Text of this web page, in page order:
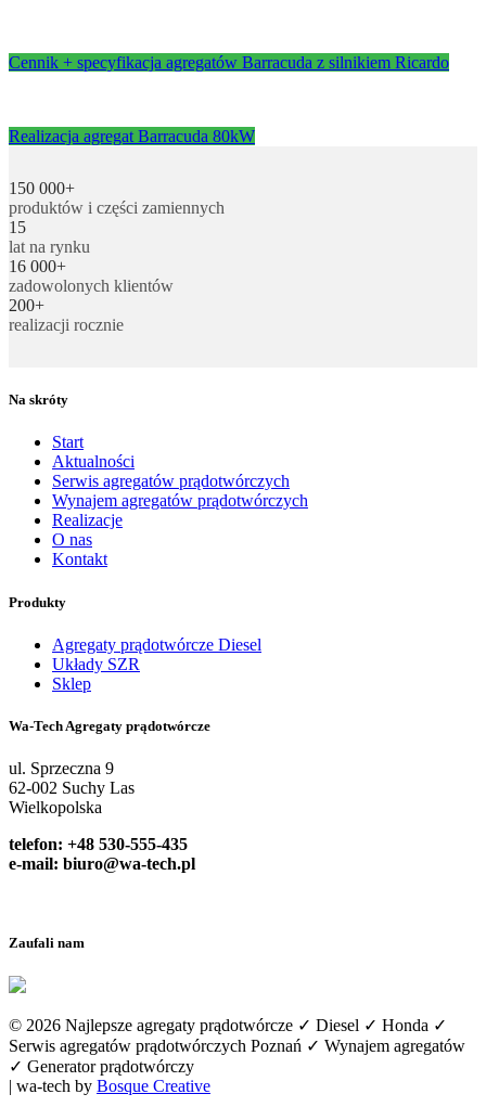
Cennik + specyfikacja agregatów Barracuda z silnikiem Ricardo
Realizacja agregat Barracuda 80kW
150 000+
produktów i części zamiennych
15
lat na rynku
16 000+
zadowolonych klientów
200+
realizacji rocznie
Na skróty
Start
Aktualności
Serwis agregatów prądotwórczych
Wynajem agregatów prądotwórczych
Realizacje
O nas
Kontakt
Produkty
Agregaty prądotwórcze Diesel
Układy SZR
Sklep
Wa-Tech Agregaty prądotwórcze
ul. Sprzeczna 9
62-002 Suchy Las
Wielkopolska
telefon: +48 530-555-435
e-mail: biuro@wa-tech.pl
Zaufali nam
© 2026 Najlepsze agregaty prądotwórcze ✓ Diesel ✓ Honda ✓
Serwis agregatów prądotwórczych Poznań ✓ Wynajem agregatów
✓ Generator prądotwórczy
| wa-tech by Bosque Creative